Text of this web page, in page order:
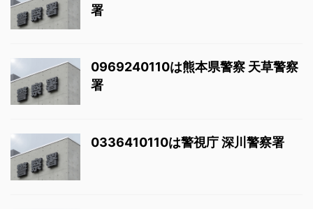
署
0969240110は熊本県警察 天草警察
署
0336410110は警視庁 深川警察署